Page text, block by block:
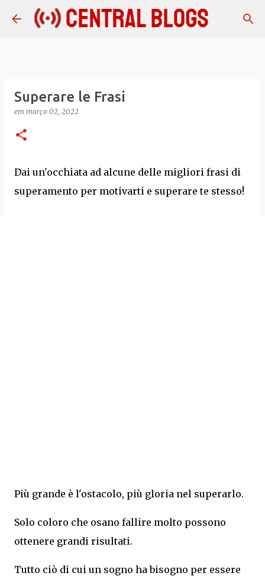
Pular para o conteúdo principal
Superare le Frasi
em março 02, 2022
Dai un'occhiata ad alcune delle migliori frasi di
superamento per motivarti e superare te stesso!
Più grande è l'ostacolo, più gloria nel superarlo.
Solo coloro che osano fallire molto possono
ottenere grandi risultati.
Tutto ciò di cui un sogno ha bisogno per essere